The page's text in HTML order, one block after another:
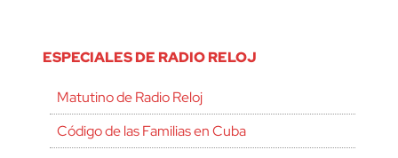
ESPECIALES DE RADIO RELOJ
Matutino de Radio Reloj
Código de las Familias en Cuba